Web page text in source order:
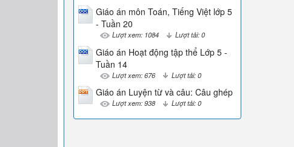
Giáo án môn Toán, Tiếng Việt lớp 5
- Tuần 20
Lượt xem: 1084 Lượt tải: 0
Giáo án Hoạt động tập thể Lớp 5 -
Tuần 14
Lượt xem: 676 Lượt tải: 0
Giáo án Luyện từ và câu: Câu ghép
Lượt xem: 938 Lượt tải: 0